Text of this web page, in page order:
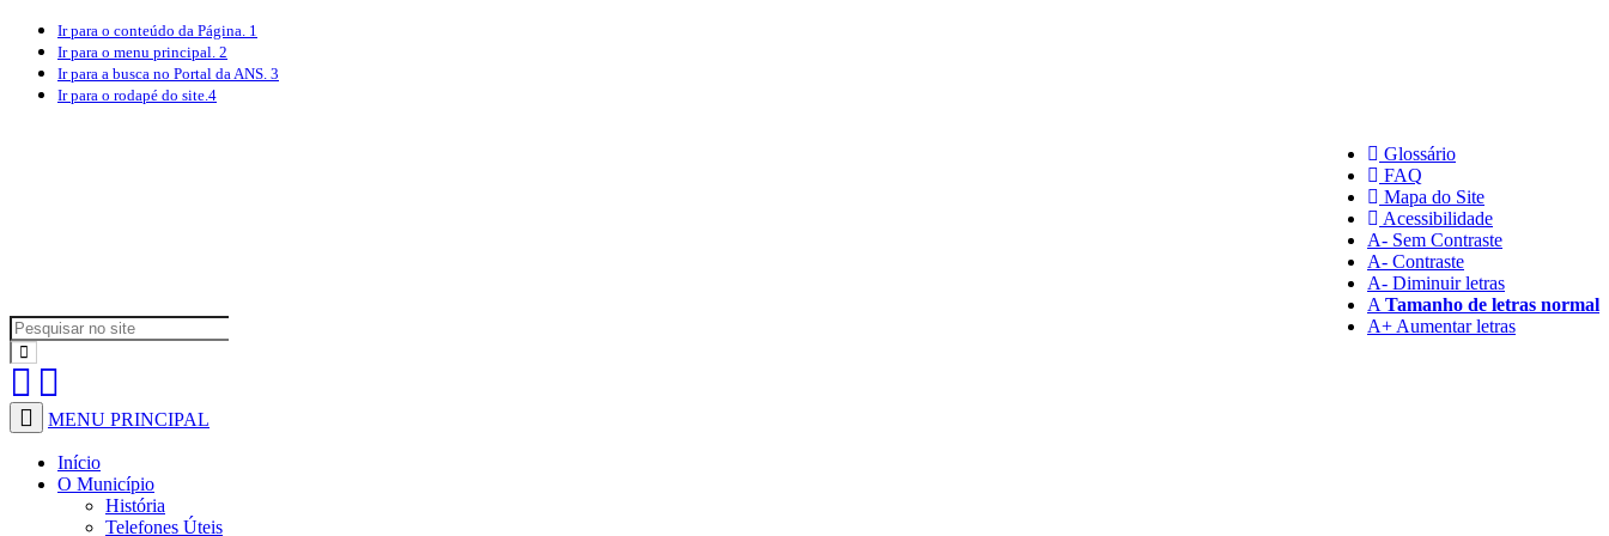
Ir para o conteúdo da Página. 1
Ir para o menu principal. 2
Ir para a busca no Portal da ANS. 3
Ir para o rodapé do site.4
Glossário
FAQ
Mapa do Site
Acessibilidade
A- Sem Contraste
A- Contraste
A- Diminuir letras
A Tamanho de letras normal
A+ Aumentar letras
MENU PRINCIPAL
Início
O Município
História
Telefones Úteis